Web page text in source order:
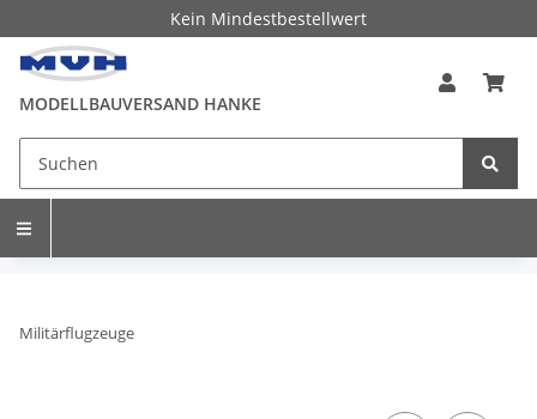
Kein Mindestbestellwert
MODELLBAUVERSAND HANKE
Militärflugzeuge